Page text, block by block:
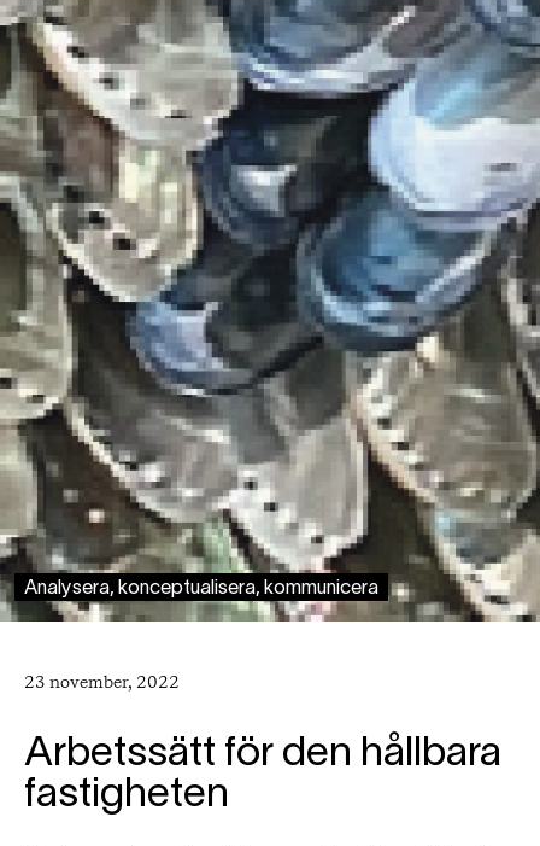
Analysera, konceptualisera, kommunicera
23 november, 2022
Arbetssätt för den hållbara
fastigheten